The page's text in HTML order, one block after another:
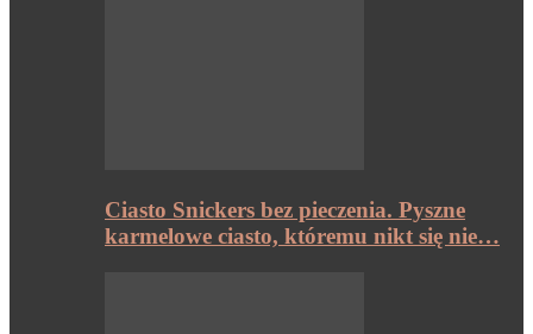
Ciasto Snickers bez pieczenia. Pyszne
karmelowe ciasto, któremu nikt się nie…